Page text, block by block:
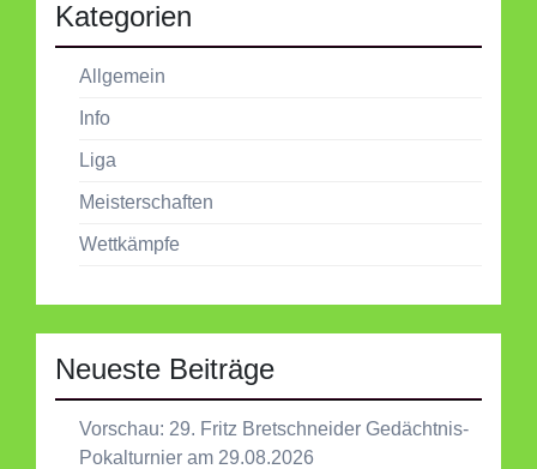
Kategorien
Allgemein
Info
Liga
Meisterschaften
Wettkämpfe
Neueste Beiträge
Vorschau: 29. Fritz Bretschneider Gedächtnis-
Pokalturnier am 29.08.2026